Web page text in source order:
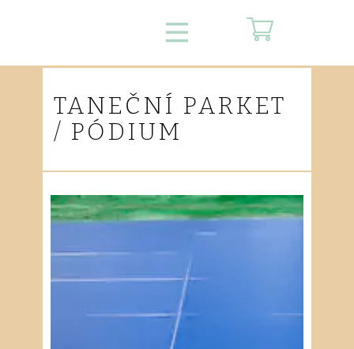
TANEČNÍ PARKET
/ PÓDIUM